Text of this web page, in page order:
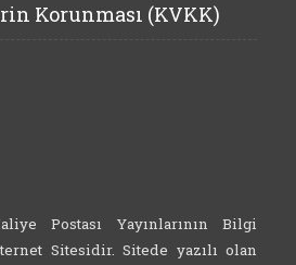
Korunması (KVKK)
Postası Yayınlarının Bilgi
Sitesidir. Sitede yazılı olan